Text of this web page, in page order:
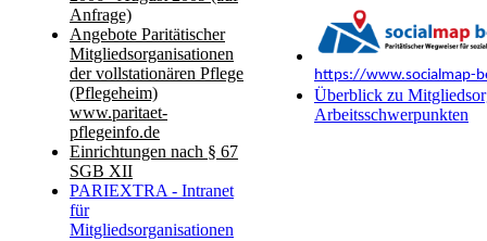
Anfrage)
Angebote Paritätischer
Mitgliedsorganisationen
der vollstationären Pflege
(Pflegeheim)
www.paritaet-
pflegeinfo.de
Einrichtungen nach § 67
SGB XII
PARIEXTRA - Intranet
für
Mitgliedsorganisationen
https://www.socialmap-
Überblick zu
Arbeitsschwerpunkten